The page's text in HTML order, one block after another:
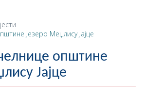
О ОПШТИНИ
Језеро Меџлису Јајце
општине
Јајце